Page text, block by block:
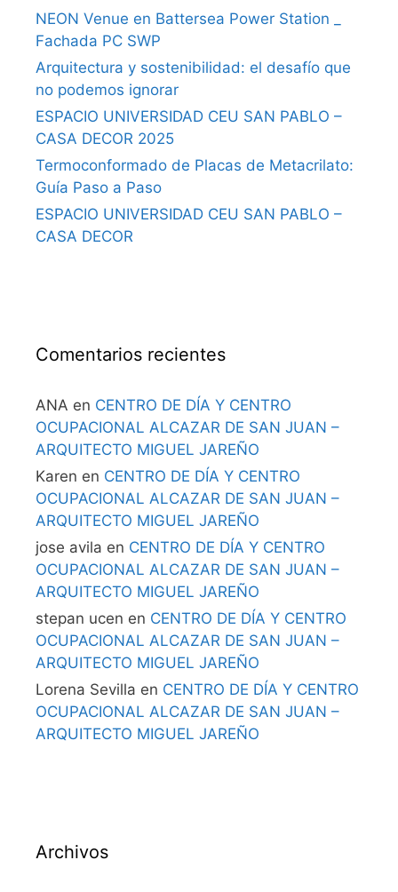
NEON Venue en Battersea Power Station _
Fachada PC SWP
Arquitectura y sostenibilidad: el desafío que
no podemos ignorar
ESPACIO UNIVERSIDAD CEU SAN PABLO –
CASA DECOR 2025
Termoconformado de Placas de Metacrilato:
Guía Paso a Paso
ESPACIO UNIVERSIDAD CEU SAN PABLO –
CASA DECOR
Comentarios recientes
ANA en CENTRO DE DÍA Y CENTRO
OCUPACIONAL ALCAZAR DE SAN JUAN –
ARQUITECTO MIGUEL JAREÑO
Karen en CENTRO DE DÍA Y CENTRO
OCUPACIONAL ALCAZAR DE SAN JUAN –
ARQUITECTO MIGUEL JAREÑO
jose avila en CENTRO DE DÍA Y CENTRO
OCUPACIONAL ALCAZAR DE SAN JUAN –
ARQUITECTO MIGUEL JAREÑO
stepan ucen en CENTRO DE DÍA Y CENTRO
OCUPACIONAL ALCAZAR DE SAN JUAN –
ARQUITECTO MIGUEL JAREÑO
Lorena Sevilla en CENTRO DE DÍA Y CENTRO
OCUPACIONAL ALCAZAR DE SAN JUAN –
ARQUITECTO MIGUEL JAREÑO
Archivos